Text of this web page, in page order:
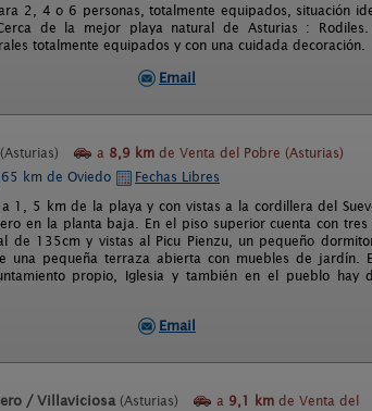
2, 4 o 6 personas, totalmente equipados, situación
de la mejor playa natural de Asturias :
totalmente equipados y con una cuidada decoración.
Email
(Asturias) a 8,9 km de Venta del Pobre (Asturias)
65 km de Oviedo
Fechas Libres
1, 5 km de la playa y con vistas a la cordillera del
en la planta baja. En el piso superior cuenta con
de 135cm y vistas al Picu Pienzu, un pequeño
una pequeña terraza abierta con muebles de jardín.
propio, Iglesia y también en el pueblo hay
Email
/ Villaviciosa (Asturias) a 9,1 km de Venta del